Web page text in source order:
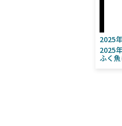
2025
2025
ふく